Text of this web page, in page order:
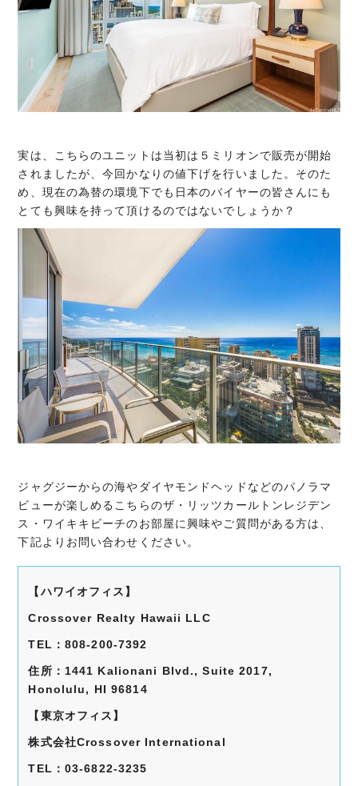
実は、こちらのユニットは当初は５ミリオンで販売が開始
されましたが、今回かなりの値下げを行いました。そのた
め、現在の為替の環境下でも日本のバイヤーの皆さんにも
とても興味を持って頂けるのではないでしょうか？
ジャグジーからの海やダイヤモンドヘッドなどのパノラマ
ビューが楽しめるこちらのザ・リッツカールトンレジデン
ス・ワイキキビーチのお部屋に興味やご質問がある方は、
下記よりお問い合わせください。
【ハワイオフィス】
Crossover Realty Hawaii LLC
TEL ：808-200-7392
住所：1441 Kalionani Blvd., Suite 2017,
Honolulu, HI 96814
【東京オフィス】
株式会社Crossover International
TEL ：03-6822-3235